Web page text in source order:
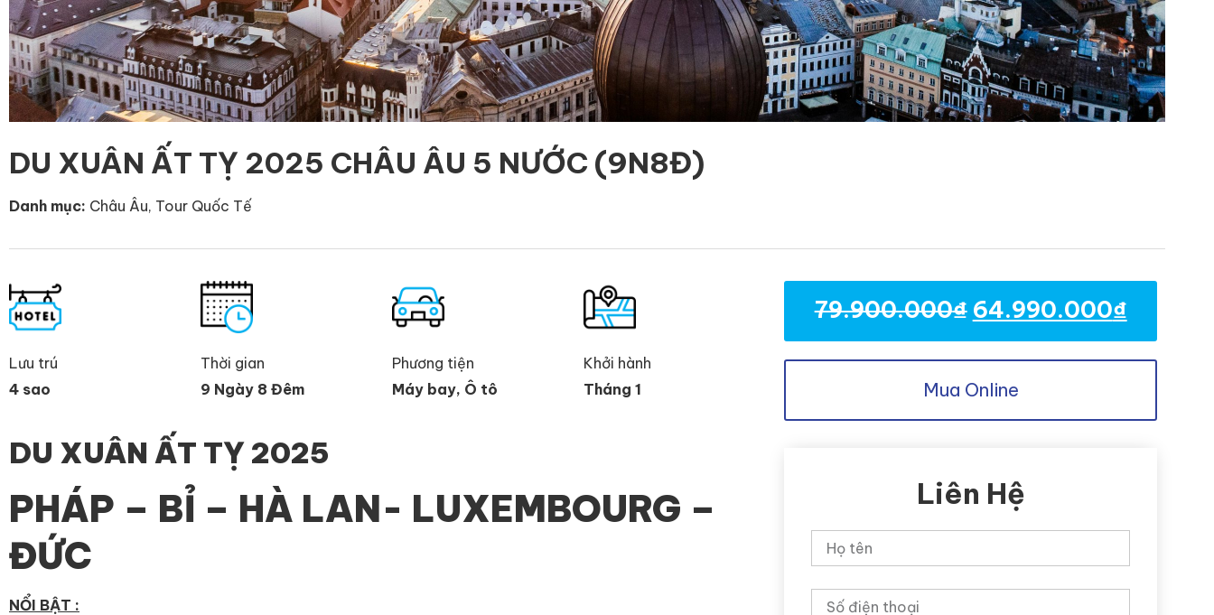
DU XUÂN ẤT TỴ 2025 CHÂU ÂU 5 NƯỚC (9N8Đ)
Danh mục: Châu Âu, Tour Quốc Tế
Lưu trú
4 sao
Thời gian
9 Ngày 8 Đêm
Phương tiện
Máy bay, Ô tô
Khởi hành
Tháng 1
DU XUÂN ẤT TỴ 2025
PHÁP – BỈ – HÀ LAN- LUXEMBOURG –
ĐỨC
NỔI BẬT :
79.900.000₫ 64.990.000₫
Mua Online
Liên Hệ